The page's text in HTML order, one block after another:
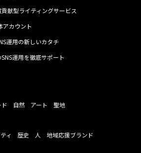
献型ライティングサービス
アカウント
運用の新しいカタチ
運用を徹底サポート
自然 アート 聖地
ィ 歴史 人 地域応援ブランド